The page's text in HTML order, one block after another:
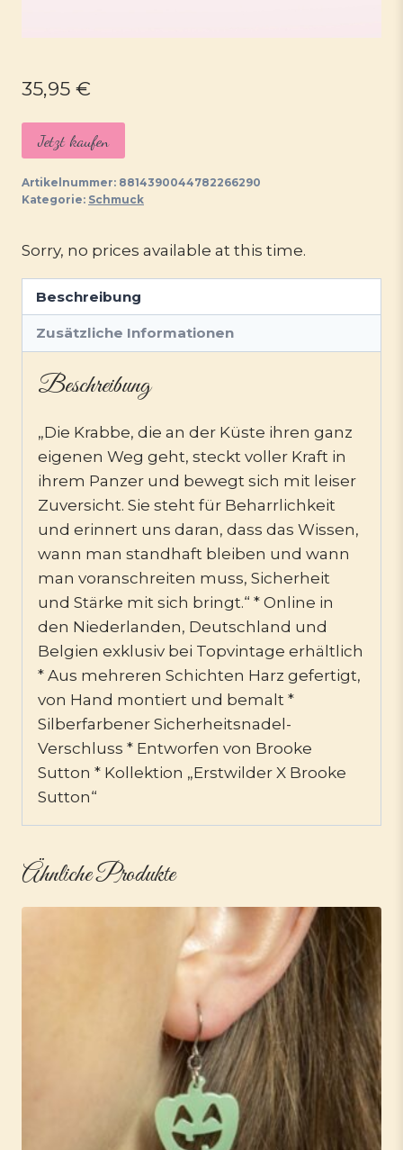
35,95 €
Jetzt kaufen
Artikelnummer: 8814390044782266290
Kategorie: Schmuck
Sorry, no prices available at this time.
Beschreibung
Zusätzliche Informationen
Beschreibung
„Die Krabbe, die an der Küste ihren ganz
eigenen Weg geht, steckt voller Kraft in
ihrem Panzer und bewegt sich mit leiser
Zuversicht. Sie steht für Beharrlichkeit
und erinnert uns daran, dass das Wissen,
wann man standhaft bleiben und wann
man voranschreiten muss, Sicherheit
und Stärke mit sich bringt.“ * Online in
den Niederlanden, Deutschland und
Belgien exklusiv bei Topvintage erhältlich
* Aus mehreren Schichten Harz gefertigt,
von Hand montiert und bemalt *
Silberfarbener Sicherheitsnadel-
Verschluss * Entworfen von Brooke
Sutton * Kollektion „Erstwilder X Brooke
Sutton“
Ähnliche Produkte